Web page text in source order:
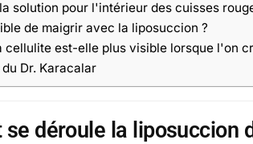
solution pour l'intérieur des cuisses
de maigrir avec la liposuccion ?
cellulite est-elle plus visible lorsque l'on
Dr. Karacalar
se déroule la liposuccion